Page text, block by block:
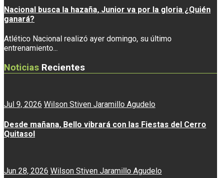
Nacional busca la hazaña, Junior va por la gloria ¿Quién
ganará?
Atlético Nacional realizó ayer domingo, su último
entrenamiento...
Noticias Recientes
Jul 9, 2026 Wilson Stiven Jaramillo Agudelo
Desde mañana, Bello vibrará con las Fiestas del Cerro
Quitasol
Jun 28, 2026 Wilson Stiven Jaramillo Agudelo